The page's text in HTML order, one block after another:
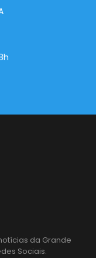
da Grande
Sociais.